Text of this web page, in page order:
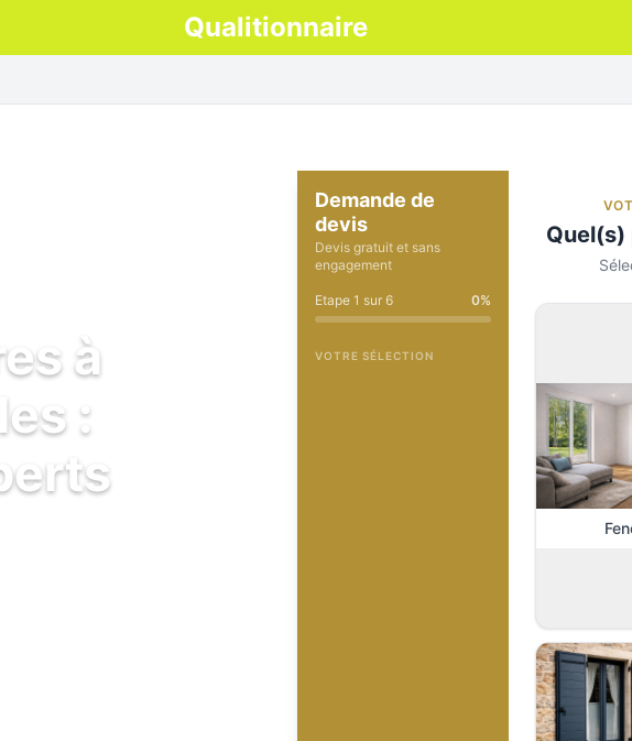
Qualitionnaire
à
:
Demande de
devis
Devis gratuit et sans
engagement
Etape 1 sur 6 0%
VOTRE SÉLECTION